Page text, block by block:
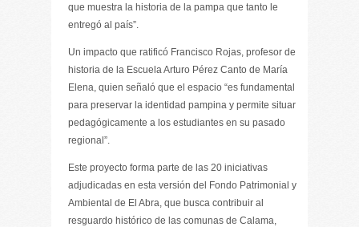
que muestra la historia de la pampa que tanto le
entregó al país”.
Un impacto que ratificó Francisco Rojas, profesor de
historia de la Escuela Arturo Pérez Canto de María
Elena, quien señaló que el espacio “es fundamental
para preservar la identidad pampina y permite situar
pedagógicamente a los estudiantes en su pasado
regional”.
Este proyecto forma parte de las 20 iniciativas
adjudicadas en esta versión del Fondo Patrimonial y
Ambiental de El Abra, que busca contribuir al
resguardo histórico de las comunas de Calama,